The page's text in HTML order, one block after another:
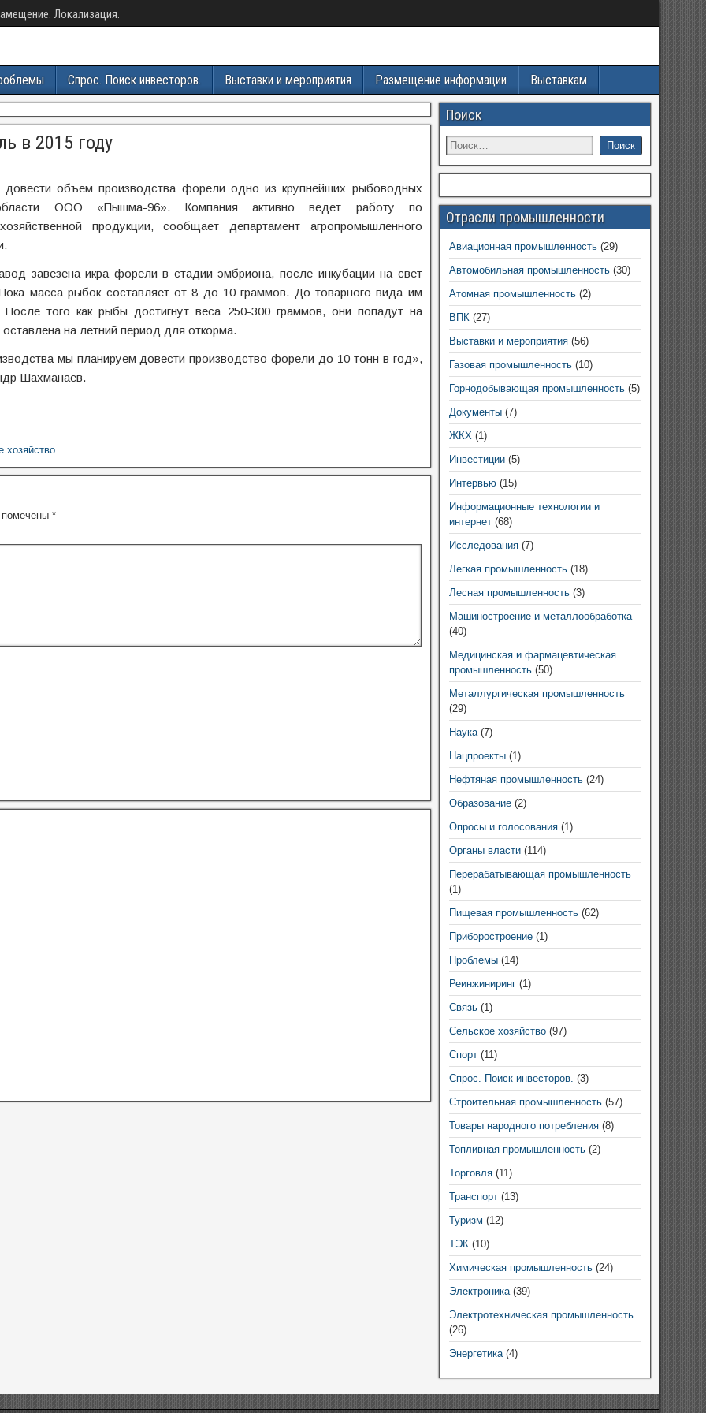
Локализация.
Спрос. Поиск инвесторов. Выставки и мероприятия Размещение информации Выставкам
в 2015 году
объем производства форели одно из крупнейших рыбоводных
ООО «Пышма-96». Компания активно ведет работу по
продукции, сообщает департамент агропромышленного
завезена икра форели в стадии эмбриона, после инкубации на свет
масса рыбок составляет от 8 до 10 граммов. До товарного вида им
того как рыбы достигнут веса 250-300 граммов, они попадут на
на летний период для откорма.
мы планируем довести производство форели до 10 тонн в год»,
Шахманаев.
хозяйство
*
Поиск
Отрасли промышленности
Авиационная промышленность(29)
Автомобильная промышленность(30)
Атомная промышленность(2)
ВПК(27)
Выставки и мероприятия(56)
Газовая промышленность(10)
Горнодобывающая промышленность(5)
Документы(7)
ЖКХ(1)
Инвестиции(5)
Интервью(15)
Информационные технологии и
интернет(68)
Исследования(7)
Легкая промышленность(18)
Лесная промышленность(3)
Машиностроение и металлообработка
(40)
Медицинская и фармацевтическая
промышленность(50)
Металлургическая промышленность
(29)
Наука(7)
Нацпроекты(1)
Нефтяная промышленность(24)
Образование(2)
Опросы и голосования(1)
Органы власти(114)
Перерабатывающая промышленность
(1)
Пищевая промышленность(62)
Приборостроение(1)
Проблемы(14)
Реинжиниринг(1)
Связь(1)
Сельское хозяйство(97)
Спорт(11)
Спрос. Поиск инвесторов. (3)
Строительная промышленность(57)
Товары народного потребления(8)
Топливная промышленность(2)
Торговля(11)
Транспорт(13)
Туризм (12)
ТЭК(10)
Химическая промышленность(24)
Электроника(39)
Электротехническая промышленность
(26)
Энергетика(4)